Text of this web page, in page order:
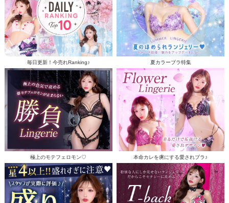
毎日更新！今売れRanking♪ 夏カラーブラ特集
極上のモテフェロモン♡ 本命カレを虜にする愛されブラ♪